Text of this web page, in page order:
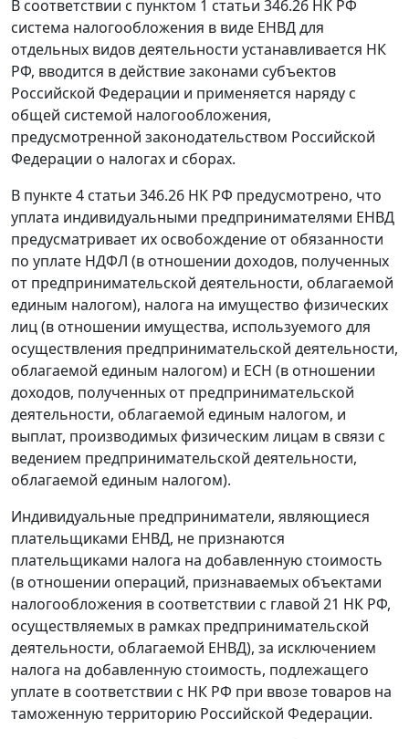
В соответствии с пунктом 1 статьи 346.26 НК РФ
система налогообложения в виде ЕНВД для
отдельных видов деятельности устанавливается НК
РФ, вводится в действие законами субъектов
Российской Федерации и применяется наряду с
общей системой налогообложения,
предусмотренной законодательством Российской
Федерации о налогах и сборах.
В пункте 4 статьи 346.26 НК РФ предусмотрено, что
уплата индивидуальными предпринимателями ЕНВД
предусматривает их освобождение от обязанности
по уплате НДФЛ (в отношении доходов, полученных
от предпринимательской деятельности, облагаемой
единым налогом), налога на имущество физических
лиц (в отношении имущества, используемого для
осуществления предпринимательской деятельности,
облагаемой единым налогом) и ЕСН (в отношении
доходов, полученных от предпринимательской
деятельности, облагаемой единым налогом, и
выплат, производимых физическим лицам в связи с
ведением предпринимательской деятельности,
облагаемой единым налогом).
Индивидуальные предприниматели, являющиеся
плательщиками ЕНВД, не признаются
плательщиками налога на добавленную стоимость
(в отношении операций, признаваемых объектами
налогообложения в соответствии с главой 21 НК РФ,
осуществляемых в рамках предпринимательской
деятельности, облагаемой ЕНВД), за исключением
налога на добавленную стоимость, подлежащего
уплате в соответствии с НК РФ при ввозе товаров на
таможенную территорию Российской Федерации.